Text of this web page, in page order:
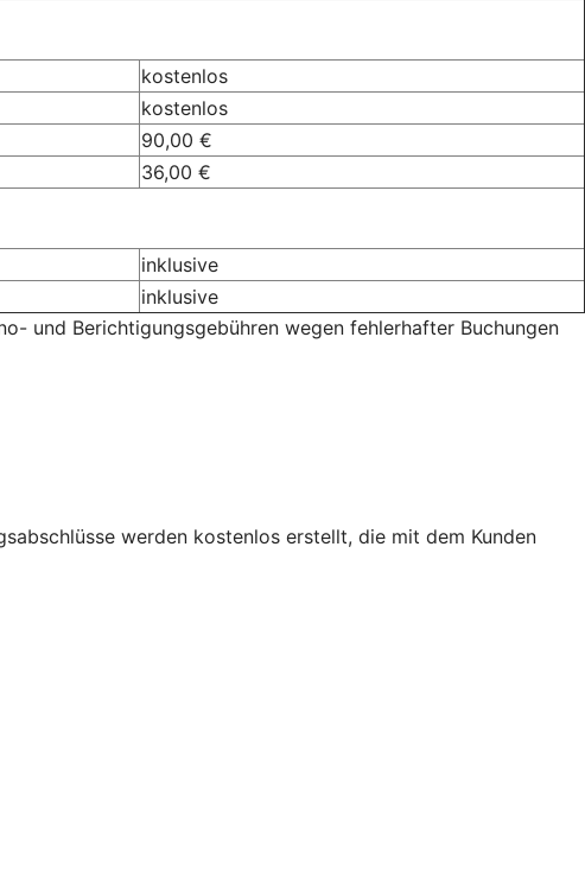
kostenlos
kostenlos
90,00 €
36,00 €
inklusive
inklusive
und Berichtigungsgebühren wegen fehlerhafter Buchungen
werden kostenlos erstellt, die mit dem Kunden